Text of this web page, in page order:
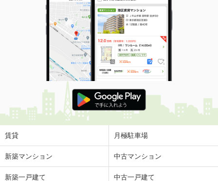
賃貸 月極駐車場
新築マンション 中古マンション
新築一戸建て 中古一戸建て